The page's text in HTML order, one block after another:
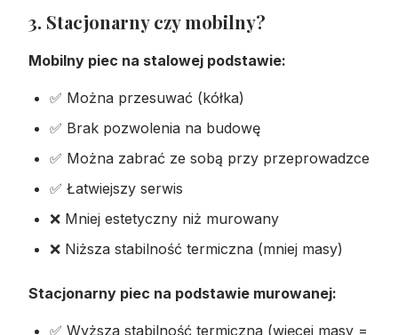
3. Stacjonarny czy mobilny?
Mobilny piec na stalowej podstawie:
✅ Można przesuwać (kółka)
✅ Brak pozwolenia na budowę
✅ Można zabrać ze sobą przy przeprowadzce
✅ Łatwiejszy serwis
❌ Mniej estetyczny niż murowany
❌ Niższa stabilność termiczna (mniej masy)
Stacjonarny piec na podstawie murowanej:
✅ Wyższa stabilność termiczna (więcej masy =